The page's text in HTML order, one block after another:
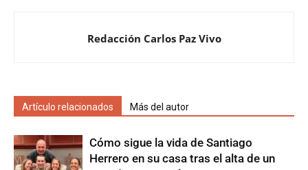
Redacción Carlos Paz Vivo
Artículo relacionados Más del autor
Cómo sigue la vida de Santiago
Herrero en su casa tras el alta de un